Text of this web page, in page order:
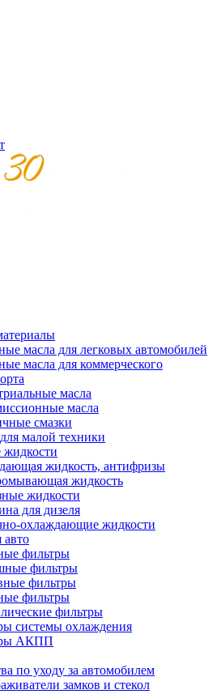
масла для легковых автомобилей
масла для коммерческого
масла
масла
смазки
малой техники
жидкости
жидкость, антифризы
жидкость
жидкости
для дизеля
охлаждающие жидкости
фильтры
фильтры
фильтры
фильтры
фильтры
системы охлаждения
АКПП
по уходу за автомобилем
замков и стекол